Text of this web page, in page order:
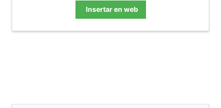
Insertar en web